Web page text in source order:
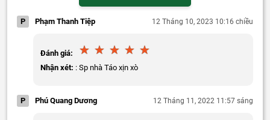
P Phạm Thanh Tiệp 12 Tháng 10, 2023 10:16 chiều
Đánh giá:
Nhận xét: : Sp nhà Táo xịn xò
P Phú Quang Dương 12 Tháng 11, 2022 11:57 sáng